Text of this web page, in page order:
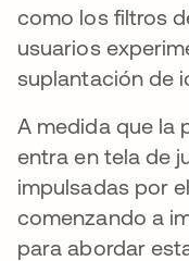
como los filtros
usuarios
suplantación de
A medida que la
entra en tela de
impulsadas por
comenzando a
para abordar